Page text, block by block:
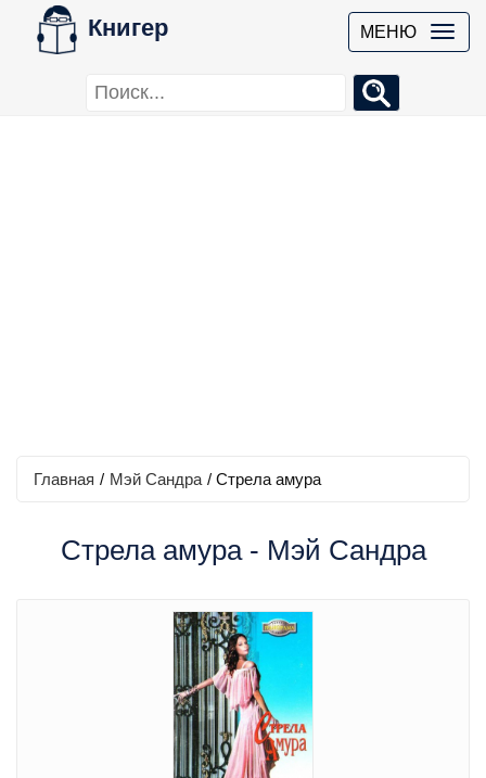
Книгер МЕНЮ
Главная / Мэй Сандра / Стрела амура
Стрела амура - Мэй Сандра